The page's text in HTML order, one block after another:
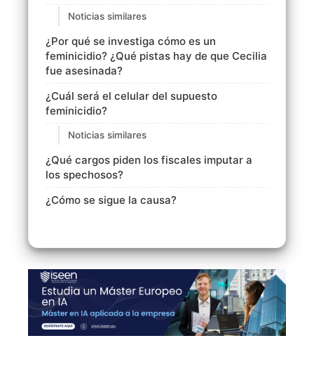
Noticias similares
¿Por qué se investiga cómo es un
feminicidio? ¿Qué pistas hay de que Cecilia
fue asesinada?
¿Cuál será el celular del supuesto
feminicidio?
Noticias similares
¿Qué cargos piden los fiscales imputar a
los spechosos?
¿Cómo se sigue la causa?